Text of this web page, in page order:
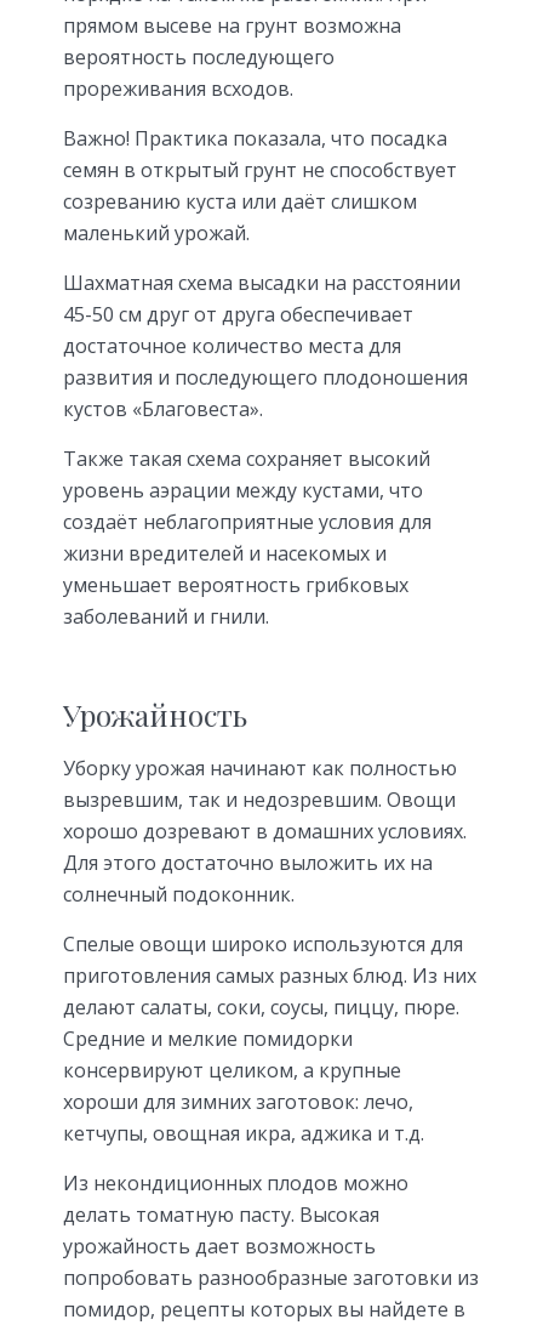
прямом высеве на грунт возможна
вероятность последующего
прореживания всходов.
Важно! Практика показала, что посадка
семян в открытый грунт не способствует
созреванию куста или даёт слишком
маленький урожай.
Шахматная схема высадки на расстоянии
45-50 см друг от друга обеспечивает
достаточное количество места для
развития и последующего плодоношения
кустов «Благовеста».
Также такая схема сохраняет высокий
уровень аэрации между кустами, что
создаёт неблагоприятные условия для
жизни вредителей и насекомых и
уменьшает вероятность грибковых
заболеваний и гнили.
Урожайность
Уборку урожая начинают как полностью
вызревшим, так и недозревшим. Овощи
хорошо дозревают в домашних условиях.
Для этого достаточно выложить их на
солнечный подоконник.
Спелые овощи широко используются для
приготовления самых разных блюд. Из них
делают салаты, соки, соусы, пиццу, пюре.
Средние и мелкие помидорки
консервируют целиком, а крупные
хороши для зимних заготовок: лечо,
кетчупы, овощная икра, аджика и т.д.
Из некондиционных плодов можно
делать томатную пасту. Высокая
урожайность дает возможность
попробовать разнообразные заготовки из
помидор, рецепты которых вы найдете в